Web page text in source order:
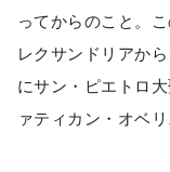
ってからのこと。
レクサンドリアか
にサン・ピエトロ
ァティカン・オベ